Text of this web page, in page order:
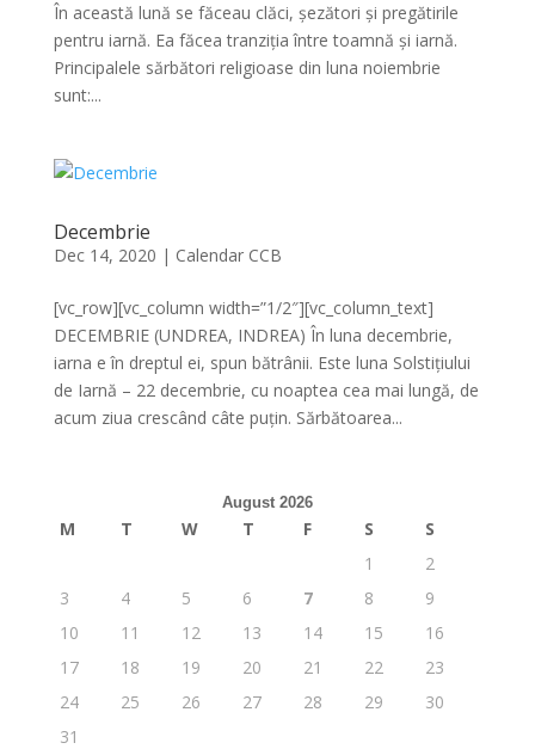
În această lună se făceau clăci, șezători și pregătirile
pentru iarnă. Ea făcea tranziția între toamnă și iarnă.
Principalele sărbători religioase din luna noiembrie
sunt:...
Decembrie
Dec 14, 2020 | Calendar CCB
[vc_row][vc_column width=”1/2″][vc_column_text]
DECEMBRIE (UNDREA, INDREA) În luna decembrie,
iarna e în dreptul ei, spun bătrânii. Este luna Solstițiului
de Iarnă – 22 decembrie, cu noaptea cea mai lungă, de
acum ziua crescând câte puțin. Sărbătoarea...
August 2026
M T W T F S
S
1
2
3
4 5 6 7 8
9
10
11 12 13 14 15
16
17
18 19 20 21 22
23
24
25 26 27 28 29
30
31